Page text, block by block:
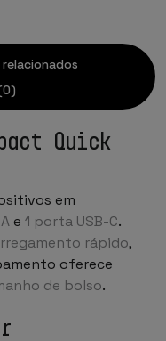
Quick
em
e 1 porta USB-C.
rápido,
oferece
de bolso.